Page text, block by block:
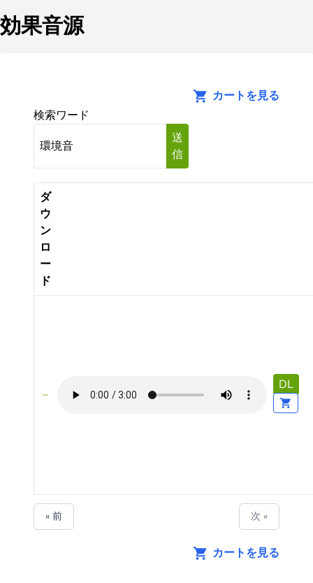
効果音源
カートを見る
検索ワード
送
信
ダ
ウ
ン
ロ
ー
ド
DL
« 前 次 »
カートを見る